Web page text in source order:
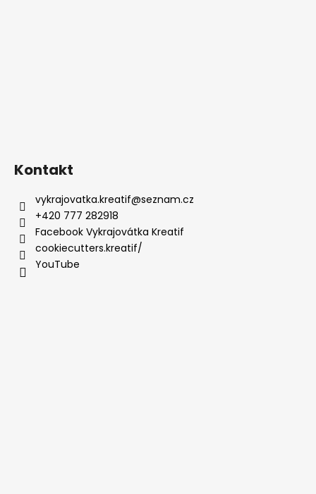
Kontakt
vykrajovatka.kreatif@seznam.cz
+420 777 282918
Facebook Vykrajovátka Kreatif
cookiecutters.kreatif/
YouTube